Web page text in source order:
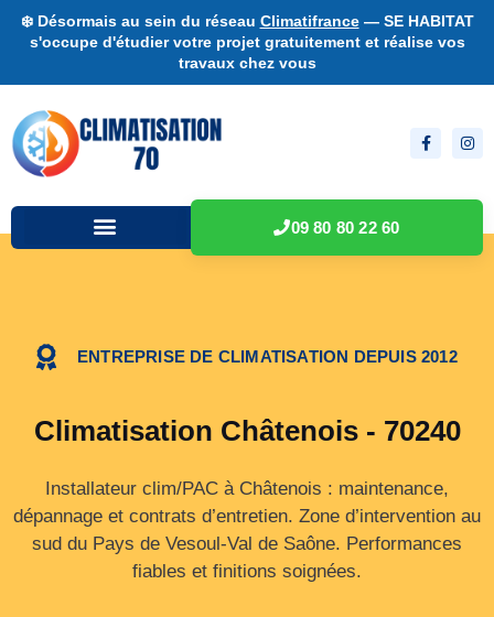
❄️ Désormais au sein du réseau Climatifrance— SE HABITAT
s'occupe d'étudier votre projet gratuitement et réalise vos
travaux chez vous
09 80 80 22 60
ENTREPRISE DE CLIMATISATION DEPUIS 2012
Climatisation Châtenois - 70240
Installateur clim/PAC à Châtenois : maintenance,
dépannage et contrats d’entretien. Zone d’intervention au
sud du Pays de Vesoul-Val de Saône. Performances
fiables et finitions soignées.